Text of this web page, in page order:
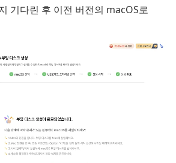
기다린 후 이전 버전의 macOS로